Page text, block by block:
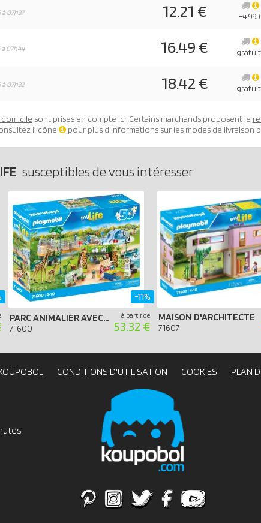
07h37 12.21 € +4.99
07h44 16.49 €
07h32 18.42 €
sont prises en compte ici. Certains marchands proposent le
l'icône
pour plus d'informations sur les modes de livraison
susceptibles de vous intéresser
PARC ANIMALIER AVEC VISITEURS (SPÉCIAL 50 ANS)
71600
à partir de
53.32 €
-11%
MAISON D'ARCHITECTE
71607
CONDITIONS D'UTILISATION COOKIES PLAN